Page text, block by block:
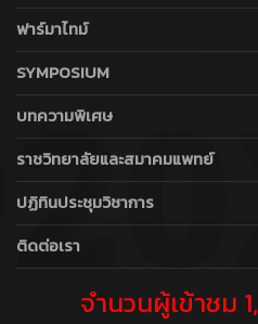
ฟาร์มาไทม์
SYMPOSIUM
บทความพิเศษ
ราชวิทยาลัยและสมาคมแพทย์
ปฏิทินประชุมวิชาการ
ติดต่อเรา
จำนวนผู้เข้าชม